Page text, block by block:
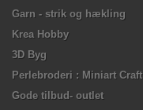
Garn - strik og hækling
Krea Hobby
3D Byg
Perlebroderi : Miniart Craft
Gode tilbud- outlet